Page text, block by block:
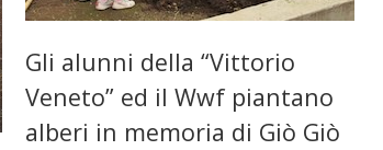
Gli alunni della “Vittorio
Veneto” ed il Wwf piantano
alberi in memoria di Giò Giò